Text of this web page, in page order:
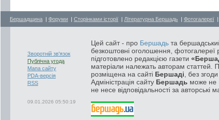
Бершадщина | Форуми | Сторінками історії | Літературна Бершадь | Фотогалереї
Зворотній зв'язок
Публічна угода
Мапа сайту
PDA-версія
RSS
09.01.2026 05:50:19
Цей сайт - про Бершадь та
безкоштовні оголошення, фотогалереї
підготовлено редакцією газети
матеріали належать авторам статтей.
розміщена на сайті Бершаді , без
Адміністрація сайту Бершадь може не
не несе відповідальності за авторські